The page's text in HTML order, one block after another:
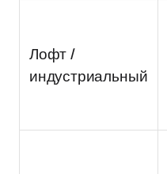
Лофт /
индустриальный